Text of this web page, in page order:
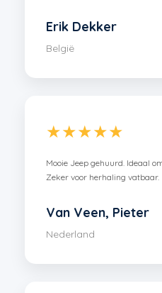
Erik Dekker
België
★★★★★
Mooie Jeep gehuurd. Ideaal
Zeker voor herhaling vatbaar.
Van Veen, Pieter
Nederland